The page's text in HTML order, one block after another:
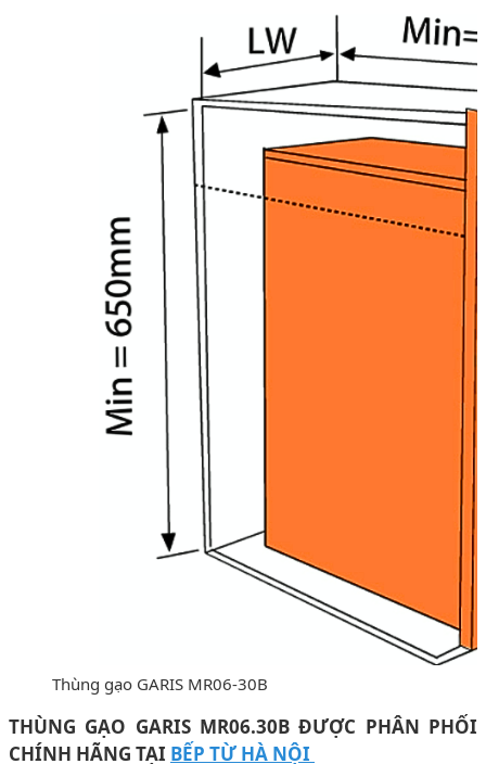
Thùng gạo GARIS MR06-30B
THÙNG GẠO GARIS MR06.30B ĐƯỢC PHÂN PHỐI
CHÍNH HÃNG TẠI BẾP TỪ HÀ NỘI